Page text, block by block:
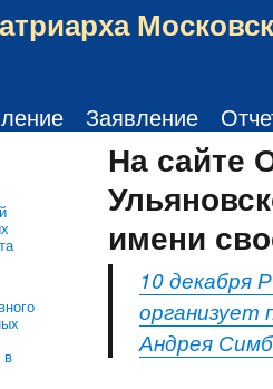
Заявление
в
На сайте
имени
10 декабря
организует
Андрея